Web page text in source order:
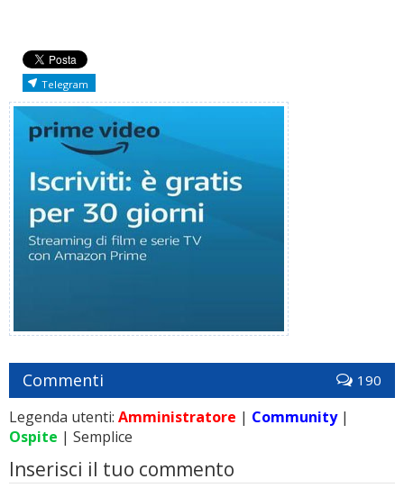
Telegram
Commenti 190
Legenda utenti: Amministratore | Community|
Ospite | Semplice
Inserisci il tuo commento